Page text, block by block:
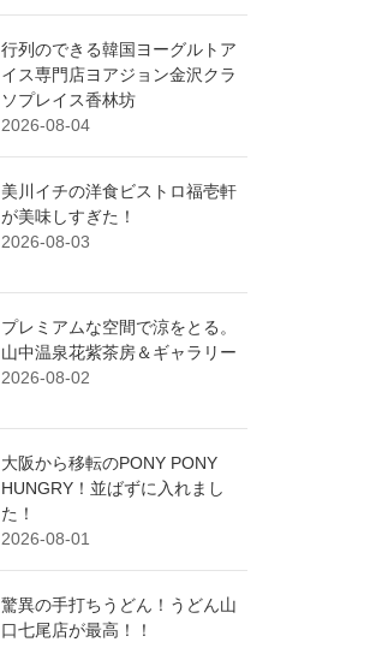
行列のできる韓国ヨーグルトア
イス専門店ヨアジョン金沢クラ
ソプレイス香林坊
2026-08-04
美川イチの洋食ビストロ福壱軒
が美味しすぎた！
2026-08-03
プレミアムな空間で涼をとる。
山中温泉花紫茶房＆ギャラリー
2026-08-02
大阪から移転のPONY PONY
HUNGRY！並ばずに入れまし
た！
2026-08-01
驚異の手打ちうどん！うどん山
口七尾店が最高！！